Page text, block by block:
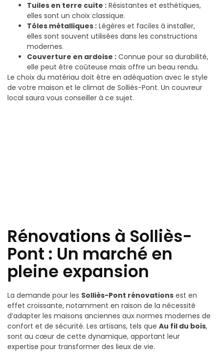
Tuiles en terre cuite : Résistantes et esthétiques,
elles sont un choix classique.
Tôles métalliques : Légères et faciles à installer,
elles sont souvent utilisées dans les constructions
modernes.
Couverture en ardoise : Connue pour sa durabilité,
elle peut être coûteuse mais offre un beau rendu.
Le choix du matériau doit être en adéquation avec le style
de votre maison et le climat de Solliès-Pont. Un couvreur
local saura vous conseiller à ce sujet.
Rénovations à Solliès-
Pont : Un marché en
pleine expansion
La demande pour les Solliès-Pont rénovations est en
effet croissante, notamment en raison de la nécessité
d’adapter les maisons anciennes aux normes modernes de
confort et de sécurité. Les artisans, tels que Au fil du bois,
sont au cœur de cette dynamique, apportant leur
expertise pour transformer des lieux de vie.